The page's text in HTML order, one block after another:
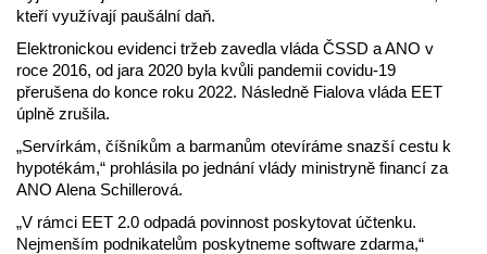
kteří využívají paušální daň.
Elektronickou evidenci tržeb zavedla vláda ČSSD a ANO v
roce 2016, od jara 2020 byla kvůli pandemii covidu-19
přerušena do konce roku 2022. Následně Fialova vláda EET
úplně zrušila.
„Servírkám, číšníkům a barmanům otevíráme snazší cestu k
hypotékám,“ prohlásila po jednání vlády ministryně financí za
ANO Alena Schillerová.
„V rámci EET 2.0 odpadá povinnost poskytovat účtenku.
Nejmenším podnikatelům poskytneme software zdarma,“